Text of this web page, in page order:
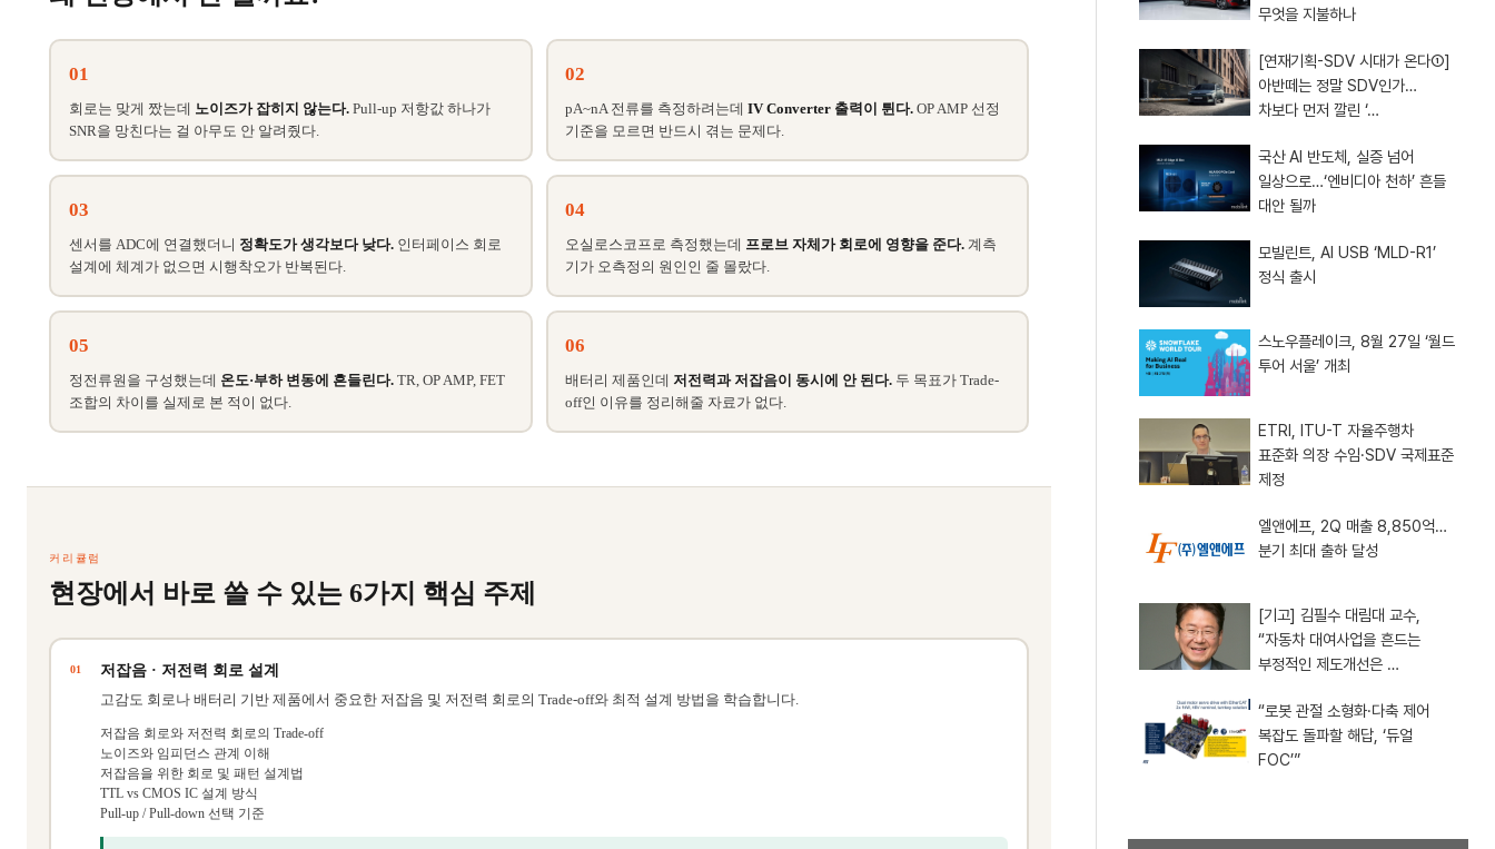
무엇을 지불하나
[연재기획-SDV 시대가 온다①]
아반떼는 정말 SDV인가…
차보다 먼저 깔린 ‘…
국산 AI 반도체, 실증 넘어
일상으로…‘엔비디아 천하’ 흔들
대안 될까
모빌린트, AI USB ‘MLD-R1’
정식 출시
스노우플레이크, 8월 27일 ‘월드
투어 서울’ 개최
ETRI, ITU-T 자율주행차
표준화 의장 수임·SDV 국제표준
제정
엘앤에프, 2Q 매출 8,850억…
분기 최대 출하 달성
[기고] 김필수 대림대 교수,
“자동차 대여사업을 흔드는
부정적인 제도개선은 …
“로봇 관절 소형화·다축 제어
복잡도 돌파할 해답, ‘듀얼
FOC’”